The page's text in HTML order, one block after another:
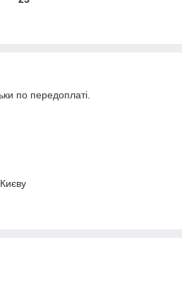
по передоплаті.